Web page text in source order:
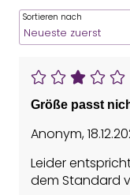
Sortieren nach
Größe passt
Anonym,
Leider
dem Standard